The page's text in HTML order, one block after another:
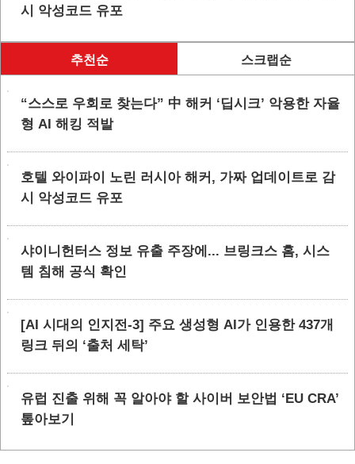
시 악성코드 유포
추천순 스크랩순
“스스로 우회로 찾는다” 中 해커 ‘딥시크’ 악용한 자율
형 AI 해킹 적발
호텔 와이파이 노린 러시아 해커, 가짜 업데이트로 감
시 악성코드 유포
샤이니헌터스 정보 유출 주장에... 브링크스 홈, 시스
템 침해 공식 확인
[AI 시대의 인지전-3] 주요 생성형 AI가 인용한 437개
링크 뒤의 ‘출처 세탁’
유럽 진출 위해 꼭 알아야 할 사이버 보안법 ‘EU CRA’
톺아보기